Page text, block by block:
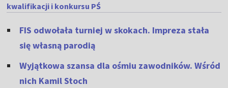
kwalifikacji i konkursu PŚ
FIS odwołała turniej w skokach. Impreza stała
się własną parodią
Wyjątkowa szansa dla ośmiu zawodników. Wśród
nich Kamil Stoch